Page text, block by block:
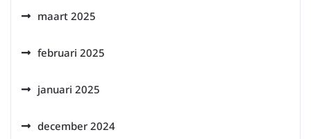
maart 2025
februari 2025
januari 2025
december 2024